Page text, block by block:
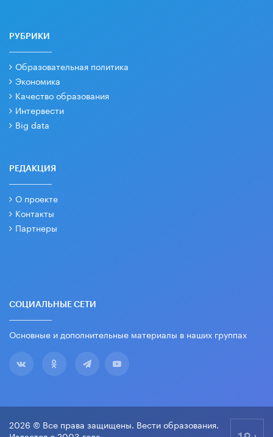
РУБРИКИ
Образовательная политика
Экономика
Качество образования
Интервести
Big data
РЕДАКЦИЯ
О проекте
Контакты
Партнеры
СОЦИАЛЬНЫЕ СЕТИ
Основные и дополнительные материалы в наших группах
2026 © Все права защищены. Вести образования.